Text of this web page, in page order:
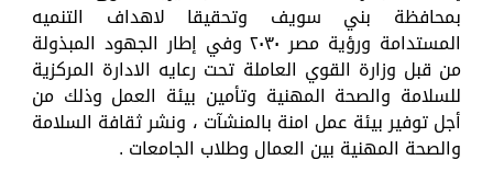
بمحافظة بني سويف وتحقيقا لاهداف التنميه
المستدامة ورؤية مصر ٢٠٣٠ وفي إطار الجهود المبذولة
من قبل وزارة القوي العاملة تحت رعايه الادارة المركزية
للسلامة والصحة المهنية وتأمين بيئة العمل وذلك من
أجل توفير بيئة عمل امنة بالمنشآت ، ونشر ثقافة السلامة
والصحة المهنية بين العمال وطلاب الجامعات .